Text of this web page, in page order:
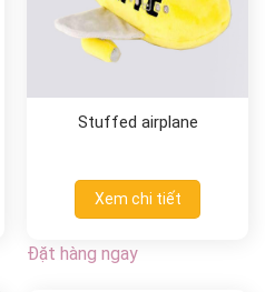
Stuffed airplane
Xem chi tiết
Đặt hàng ngay